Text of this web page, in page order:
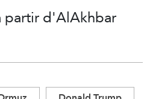
partir d'AlAkhbar